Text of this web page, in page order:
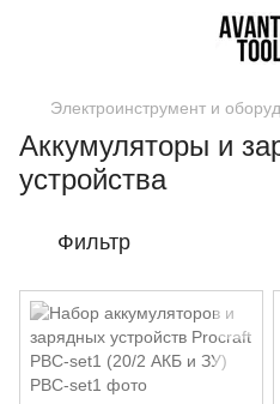
Электроинструмент и
Аккумуляторы и
устройства
Фильтр